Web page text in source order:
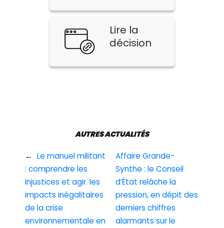
Lire la
décision
← Le manuel militant
: comprendre les
injustices et agir. les
impacts inégalitaires
de la crise
environnementale en
AUTRES ACTUALITÉS
Affaire Grande-
Synthe : le Conseil
d’État relâche la
pression, en dépit des
derniers chiffres
alarmants sur le